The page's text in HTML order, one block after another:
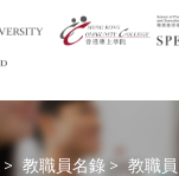
> 教職員名錄 > 教職員